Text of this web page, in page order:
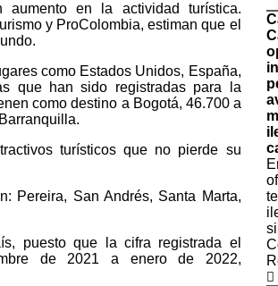
en la actividad turística.
y ProColombia, estiman que el
como Estados Unidos, España,
que han sido registradas para la
como destino a Bogotá, 46.700 a
turísticos que no pierde su
Pereira, San Andrés, Santa Marta,
puesto que la cifra registrada el
de 2021 a enero de 2022,